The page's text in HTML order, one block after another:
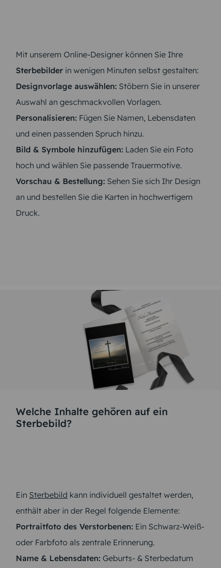
Mit unserem Online-Designer können Sie Ihre
Sterbebilder in wenigen Minuten selbst gestalten:
Designvorlage auswählen: Stöbern Sie in unserer
Auswahl an geschmackvollen Vorlagen.
Personalisieren: Fügen Sie Namen, Lebensdaten
und einen passenden Spruch hinzu.
Bild & Symbole hinzufügen: Laden Sie ein Foto
hoch und wählen Sie passende Trauermotive.
Vorschau & Bestellung: Sehen Sie sich Ihr Design
an und bestellen Sie die Karten in hochwertigem
Druck.
Welche Inhalte gehören auf ein
Sterbebild?
Ein Sterbebild kann individuell gestaltet werden,
enthält aber in der Regel folgende Elemente:
Portraitfoto des Verstorbenen: Ein Schwarz-Weiß-
oder Farbfoto als zentrale Erinnerung.
Name & Lebensdaten: Geburts- & Sterbedatum